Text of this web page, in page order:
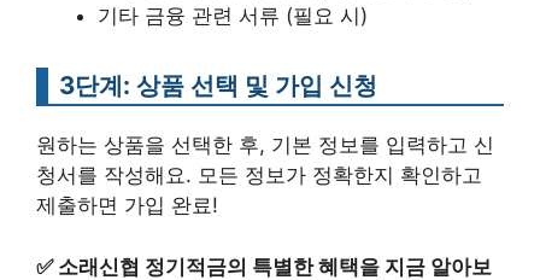
기타 금융 관련 서류 (필요 시)
3단계: 상품 선택 및 가입 신청
원하는 상품을 선택한 후, 기본 정보를 입력하고 신
청서를 작성해요. 모든 정보가 정확한지 확인하고
제출하면 가입 완료!
✅ 소래신협 정기적금의 특별한 혜택을 지금 알아보